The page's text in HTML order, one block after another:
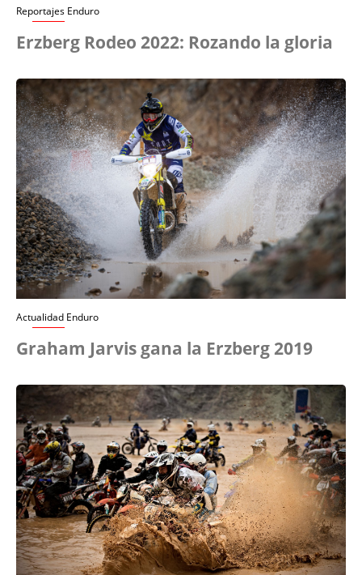
Reportajes Enduro
Erzberg Rodeo 2022: Rozando la gloria
Actualidad Enduro
Graham Jarvis gana la Erzberg 2019